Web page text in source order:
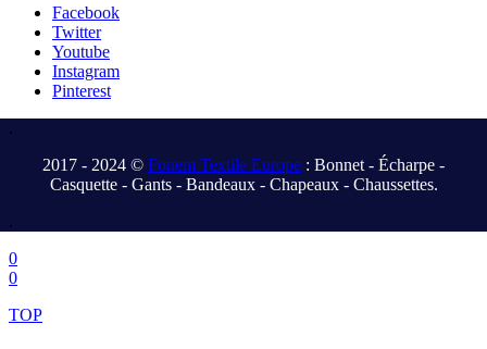
Facebook
Twitter
Youtube
Instagram
Pinterest
.
2017 - 2024 © Fonem Textile Europe : Bonnet - Écharpe -
Casquette - Gants - Bandeaux - Chapeaux - Chaussettes.
.
0
0
TOP